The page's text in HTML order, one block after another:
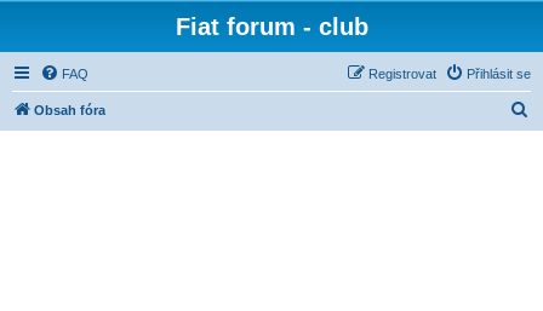
Fiat forum - club
FAQ Přihlásit se
Registrovat
Obsah fóra